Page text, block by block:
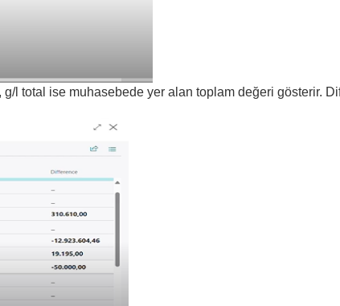
l total ise muhasebede yer alan toplam değeri gösterir.